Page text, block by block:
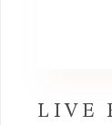
LIVE